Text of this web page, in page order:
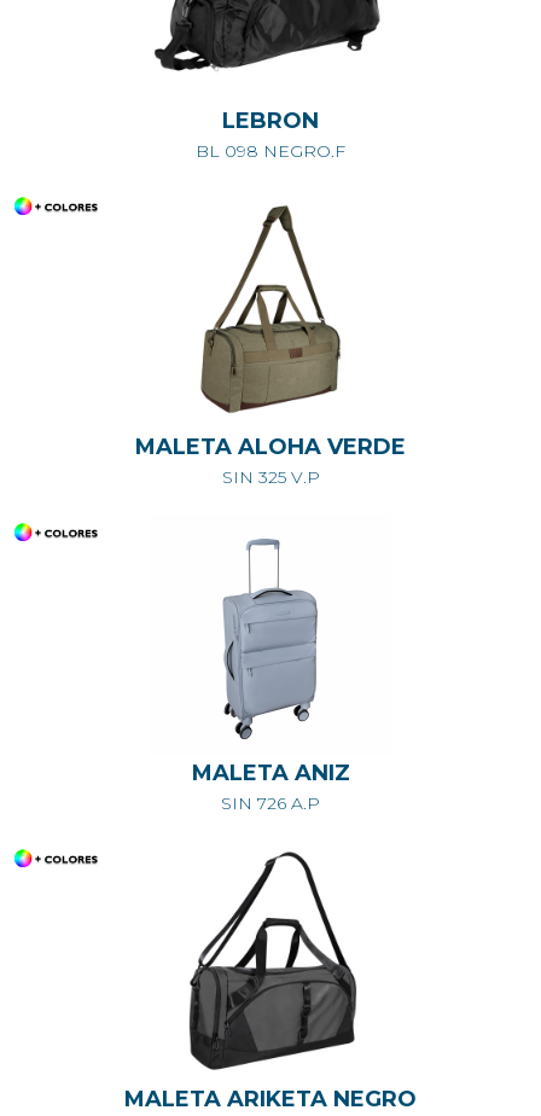
LEBRON
BL 098 NEGRO.F
MALETA ALOHA VERDE
SIN 325 V.P
MALETA ANIZ
SIN 726 A.P
MALETA ARIKETA NEGRO